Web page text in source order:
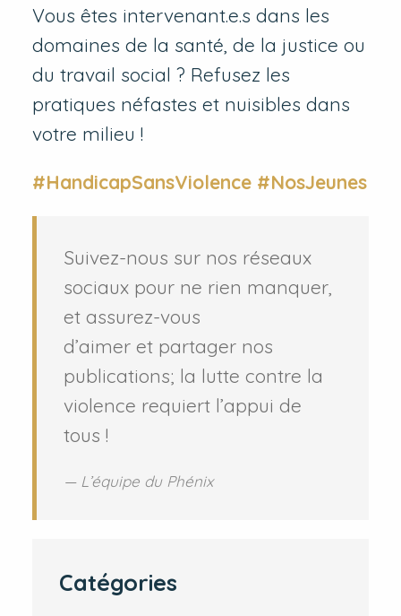
Vous êtes intervenant.e.s dans les
domaines de la santé, de la justice ou
du travail social ? Refusez les
pratiques néfastes et nuisibles dans
votre milieu !
#HandicapSansViolence #NosJeunes
Suivez-nous sur nos réseaux
sociaux pour ne rien manquer,
et assurez-vous
d’aimer et partager nos
publications; la lutte contre la
violence requiert l’appui de
tous !
L’équipe du Phénix
Catégories